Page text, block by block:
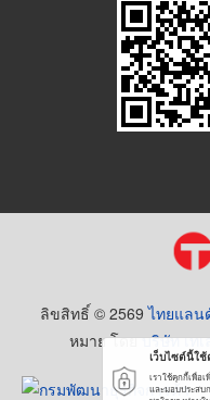
ลิขสิทธิ์ © 2569ไทยแลน
หมาย โดยบริษัท เท
เว็บไซต์นี้ใ
เราใช้คุกกี้เพื่อ
และมอบประสบ